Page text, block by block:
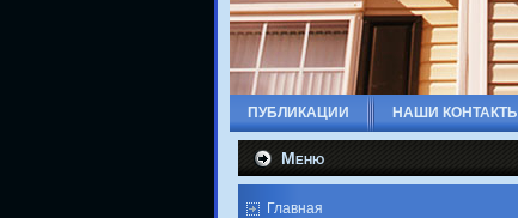
ПУБЛИКАЦИИ НАШИ КОНТАКТЫ
Меню
Главная